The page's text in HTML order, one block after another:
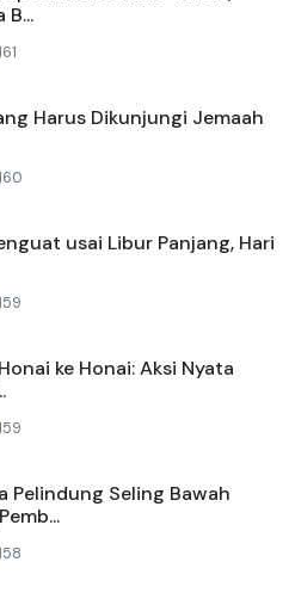
B...
Harus Dikunjungi Jemaah
usai Libur Panjang, Hari
ke Honai: Aksi Nyata
Pelindung Seling Bawah